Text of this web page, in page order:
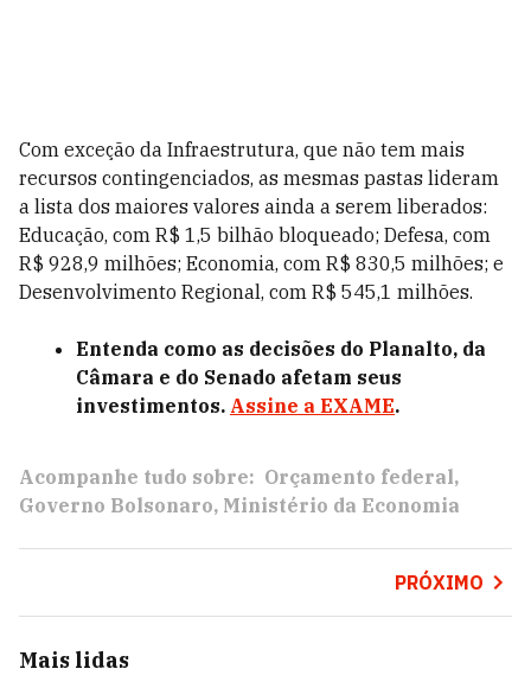
Com exceção da Infraestrutura, que não tem mais
recursos contingenciados, as mesmas pastas lideram
a lista dos maiores valores ainda a serem liberados:
Educação, com R$ 1,5 bilhão bloqueado; Defesa, com
R$ 928,9 milhões; Economia, com R$ 830,5 milhões; e
Desenvolvimento Regional, com R$ 545,1 milhões.
Entenda como as decisões do Planalto, da
Câmara e do Senado afetam seus
investimentos. Assine a EXAME.
Acompanhe tudo sobre: Orçamento federal
Governo Bolsonaro Ministério da Economia
PRÓXIMO
Mais lidas